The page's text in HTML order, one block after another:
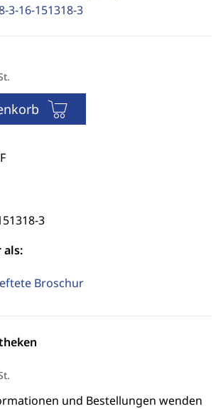
3-16-151318-3
3
als:
Broschur
und Bestellungen wenden